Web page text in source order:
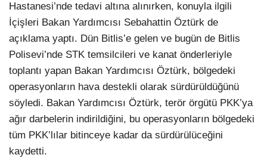
Hastanesi’nde tedavi altına alınırken, konuyla ilgili
İçişleri Bakan Yardımcısı Sebahattin Öztürk de
açıklama yaptı. Dün Bitlis’e gelen ve bugün de Bitlis
Polisevi’nde STK temsilcileri ve kanat önderleriyle
toplantı yapan Bakan Yardımcısı Öztürk, bölgedeki
operasyonların hava destekli olarak sürdürüldüğünü
söyledi. Bakan Yardımcısı Öztürk, terör örgütü PKK’ya
ağır darbelerin indirildiğini, bu operasyonların bölgedeki
tüm PKK’lılar bitinceye kadar da sürdürülüceğini
kaydetti.